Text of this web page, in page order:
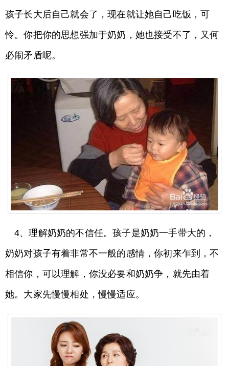
孩子长大后自己就会了，现在就让她自己吃饭，可
怜。你把你的思想强加于奶奶，她也接受不了，又何
必闹矛盾呢。
4、理解奶奶的不信任。孩子是奶奶一手带大的，
奶奶对孩子有着非常不一般的感情，你初来乍到，不
相信你，可以理解，你没必要和奶奶争，就先由着
她。大家先慢慢相处，慢慢适应。